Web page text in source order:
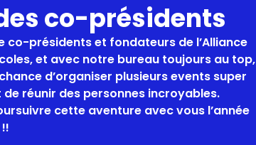
co-présidents
co-présidents et fondateurs de l’Alliance
et avec notre bureau toujours au top,
d’organiser plusieurs events super
réunir des personnes incroyables.
cette aventure avec vous l’année